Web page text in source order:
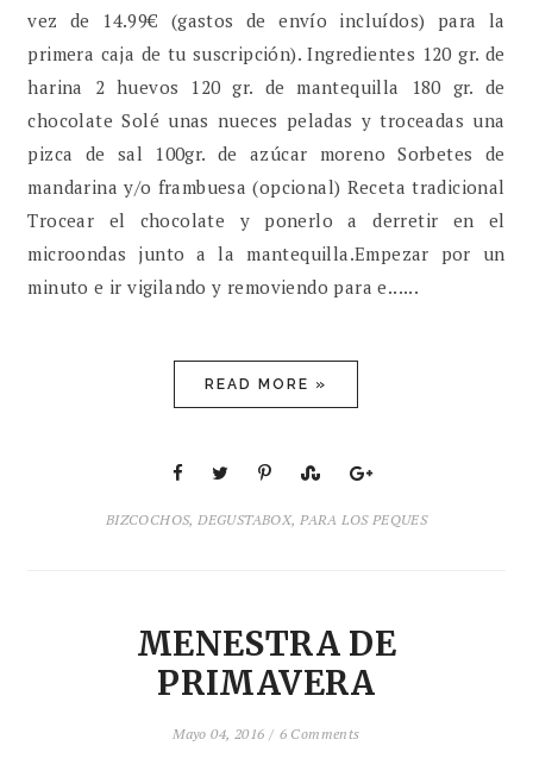
vez de 14.99€ (gastos de envío incluídos) para la
primera caja de tu suscripción). Ingredientes 120 gr. de
harina 2 huevos 120 gr. de mantequilla 180 gr. de
chocolate Solé unas nueces peladas y troceadas una
pizca de sal 100gr. de azúcar moreno Sorbetes de
mandarina y/o frambuesa (opcional) Receta tradicional
Trocear el chocolate y ponerlo a derretir en el
microondas junto a la mantequilla.Empezar por un
minuto e ir vigilando y removiendo para e......
READ MORE »
BIZCOCHOS, DEGUSTABOX, PARA LOS PEQUES
MENESTRA DE
PRIMAVERA
Mayo 04, 2016 / 6 Comments